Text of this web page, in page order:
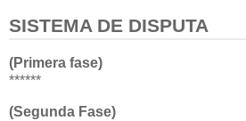
SISTEMA DE DISPUTA
(Primera fase)
******
(Segunda Fase)